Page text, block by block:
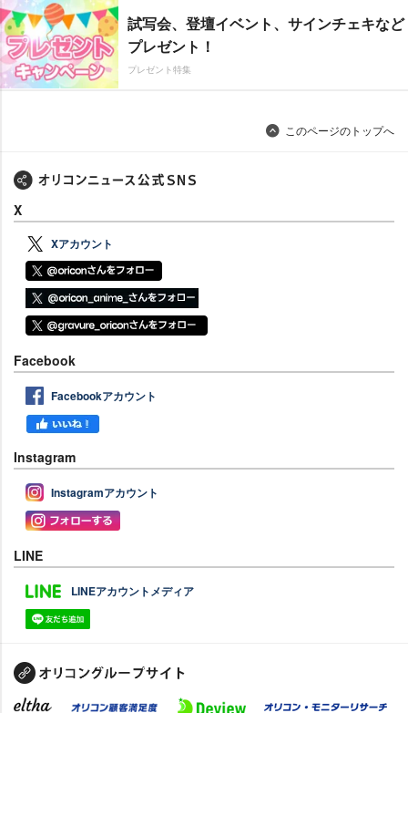
試写会、登壇イベント、サインチェキなど
プレゼント！
プレゼント特集
このページのトップへ
X
Xアカウント
Facebook
Facebookアカウント
Instagram
Instagramアカウント
LINE
LINEアカウントメディア